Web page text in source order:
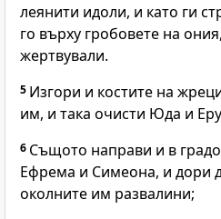
леянити идоли, и като ги
го върху гробовете на
жертвували.
5 Изгори и костите на
им, и така очисти Юда и
6 Същото направи и в
Ефрема и Симеона, и дори
околните им развалини;